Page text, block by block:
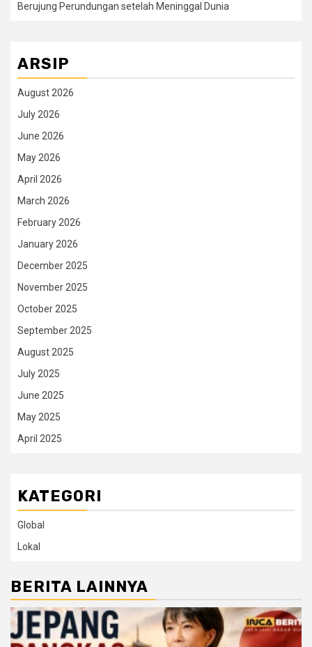
Berujung Perundungan setelah Meninggal Dunia
ARSIP
August 2026
July 2026
June 2026
May 2026
April 2026
March 2026
February 2026
January 2026
December 2025
November 2025
October 2025
September 2025
August 2025
July 2025
June 2025
May 2025
April 2025
KATEGORI
Global
Lokal
BERITA LAINNYA